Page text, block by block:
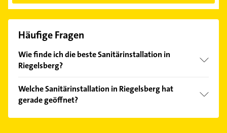
Häufige Fragen
Wie finde ich die beste Sanitärinstallation in
Riegelsberg?
Kundenmeinungen und profitieren Sie von den
Empfehlungen. Die Suchergebnisse können Sie sich
einfach nachBewertungensortiert anzeigen lassen.
Welche Sanitärinstallation in Riegelsberg hat
gerade geöffnet?
Im Anbieter-Bereich finden Sie alleÖffnungszeiten.